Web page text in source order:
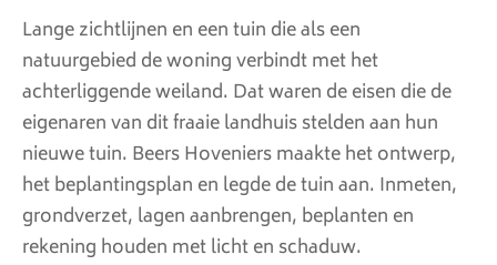
Lange zichtlijnen en een tuin die als een
natuurgebied de woning verbindt met het
achterliggende weiland. Dat waren de eisen die de
eigenaren van dit fraaie landhuis stelden aan hun
nieuwe tuin. Beers Hoveniers maakte het ontwerp,
het beplantingsplan en legde de tuin aan. Inmeten,
grondverzet, lagen aanbrengen, beplanten en
rekening houden met licht en schaduw.